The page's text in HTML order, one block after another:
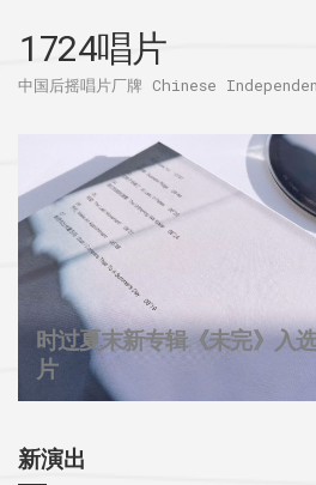
1724唱片
中国后摇唱片厂牌 Chinese
1724唱片的2025
时过夏末新专辑《未完》入
片
32个城市后摇群
新演出